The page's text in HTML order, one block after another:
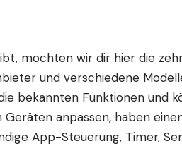
möchten wir dir hier die
und verschiedene
bekannten Funktionen und
anpassen, haben
App-Steuerung, Timer,